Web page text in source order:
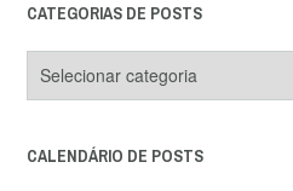
CATEGORIAS DE POSTS
de
CALENDÁRIO DE POSTS